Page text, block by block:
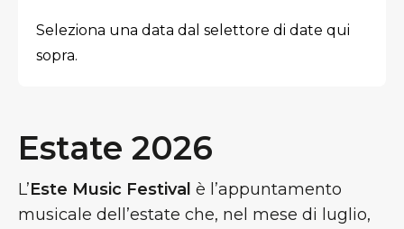
Estate 2026
L’Este Music Festival è l’appuntamento
musicale dell’estate che, nel mese di luglio,
Seleziona una data dal selettore di date qui
sopra.